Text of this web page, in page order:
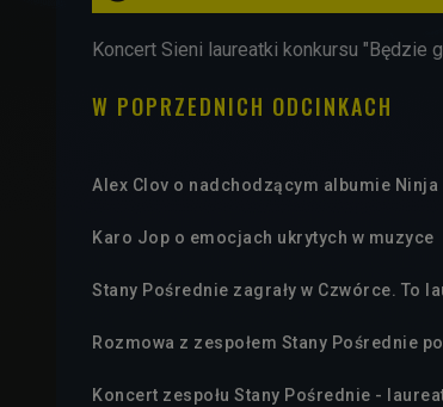
Koncert Sieni laureatki konkursu "Będzie
W POPRZEDNICH ODCINKACH
Alex Clov o nadchodzącym albumie Ninja
Karo Jop o emocjach ukrytych w muzyce
Stany Pośrednie zagrały w Czwórce. To
Rozmowa z zespołem Stany Pośrednie
Koncert zespołu Stany Pośrednie -